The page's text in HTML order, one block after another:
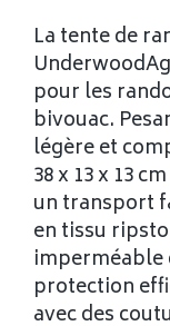
La tente de
pour les
bivouac.
légère et
38 x 13 x 13
un transport
en tissu
imperméable
protection
avec des